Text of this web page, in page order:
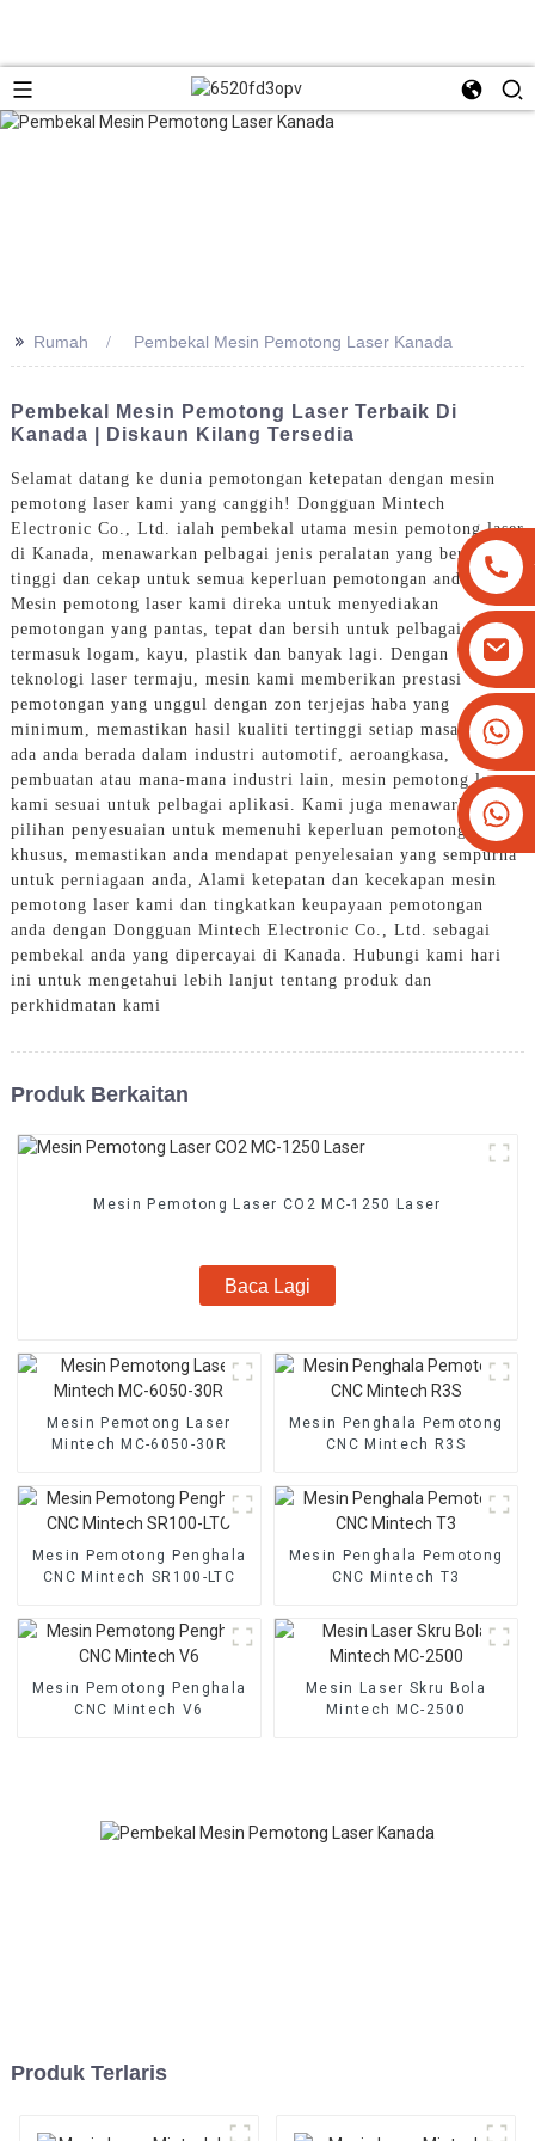
+8613825779334
+16266628193
>> Rumah Pembekal Mesin Pemotong Laser Kanada
Pembekal Mesin Pemotong Laser Terbaik Di
Kanada | Diskaun Kilang Tersedia
Selamat datang ke dunia pemotongan ketepatan dengan mesin
pemotong laser kami yang canggih! Dongguan Mintech
Electronic Co., Ltd. ialah pembekal utama mesin pemotong laser
di Kanada, menawarkan pelbagai jenis peralatan yang berkualiti
tinggi dan cekap untuk semua keperluan pemotongan anda,
Mesin pemotong laser kami direka untuk menyediakan
pemotongan yang pantas, tepat dan bersih untuk pelbagai bahan
termasuk logam, kayu, plastik dan banyak lagi. Dengan
teknologi laser termaju, mesin kami memberikan prestasi
pemotongan yang unggul dengan zon terjejas haba yang
minimum, memastikan hasil kualiti tertinggi setiap masa, Sama
ada anda berada dalam industri automotif, aeroangkasa,
pembuatan atau mana-mana industri lain, mesin pemotong laser
kami sesuai untuk pelbagai aplikasi. Kami juga menawarkan
pilihan penyesuaian untuk memenuhi keperluan pemotongan
khusus, memastikan anda mendapat penyelesaian yang sempurna
untuk perniagaan anda, Alami ketepatan dan kecekapan mesin
pemotong laser kami dan tingkatkan keupayaan pemotongan
anda dengan Dongguan Mintech Electronic Co., Ltd. sebagai
pembekal anda yang dipercayai di Kanada. Hubungi kami hari
ini untuk mengetahui lebih lanjut tentang produk dan
perkhidmatan kami
Produk Berkaitan
Mesin Pemotong Laser CO2 MC-1250 Laser
Baca Lagi
Mesin Pemotong Laser
Mintech MC-6050-30R
Mesin Penghala Pemotong
CNC Mintech R3S
Mesin Pemotong Penghala
CNC Mintech SR100-LTC
Mesin Penghala Pemotong
CNC Mintech T3
Mesin Pemotong Penghala
CNC Mintech V6
Mesin Laser Skru Bola
Mintech MC-2500
Produk Terlaris